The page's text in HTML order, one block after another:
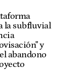
la subfluvial
y
abandono